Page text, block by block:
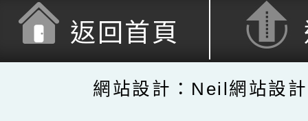
返回首頁
網站設計：Neil網站設